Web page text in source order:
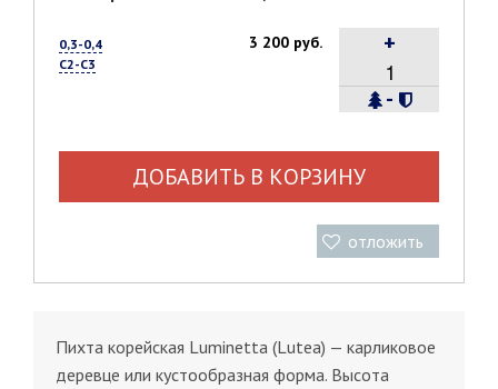
0,3-0,4
С2-С3
3 200 руб.
-
+
ДОБАВИТЬ В КОРЗИНУ
отложить
Пихта корейская Luminetta (Lutea) — карликовое
деревце или кустообразная форма. Высота